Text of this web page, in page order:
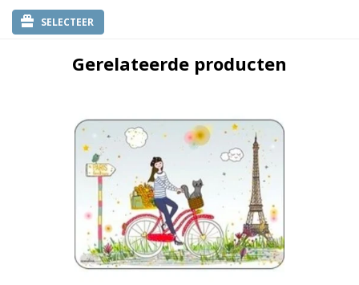
SELECTEER
Gerelateerde producten